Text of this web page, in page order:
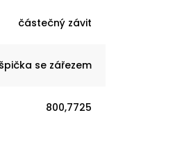
částečný závit
se zářezem
800,7725